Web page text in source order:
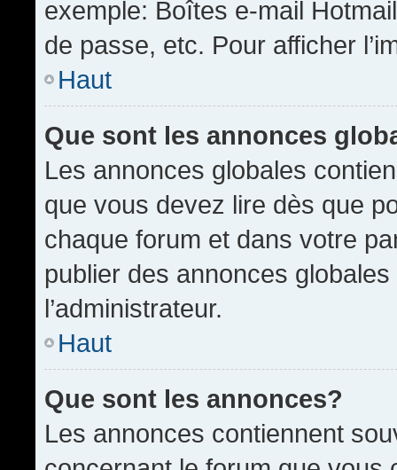
exemple: Boîtes e-mail
de passe, etc. Pour afficher
Haut
Que sont les annonces
Les annonces globales
que vous devez lire dès que
chaque forum et dans votre
publier des annonces
l’administrateur.
Haut
Que sont les annonces?
Les annonces contiennent